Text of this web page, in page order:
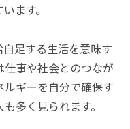
ます。
足する生活を意味す
事や社会とのつなが
ルギーを自分で確保す
多く見られます。